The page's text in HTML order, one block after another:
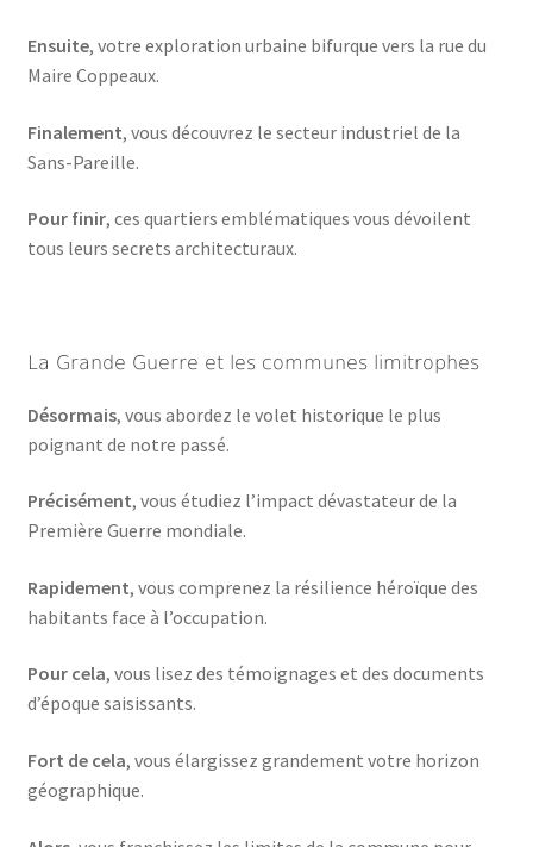
Ensuite, votre exploration urbaine bifurque vers la rue du
Maire Coppeaux.
Finalement, vous découvrez le secteur industriel de la
Sans-Pareille.
Pour finir, ces quartiers emblématiques vous dévoilent
tous leurs secrets architecturaux.
La Grande Guerre et les communes limitrophes
Désormais, vous abordez le volet historique le plus
poignant de notre passé.
Précisément, vous étudiez l’impact dévastateur de la
Première Guerre mondiale.
Rapidement, vous comprenez la résilience héroïque des
habitants face à l’occupation.
Pour cela, vous lisez des témoignages et des documents
d’époque saisissants.
Fort de cela, vous élargissez grandement votre horizon
géographique.